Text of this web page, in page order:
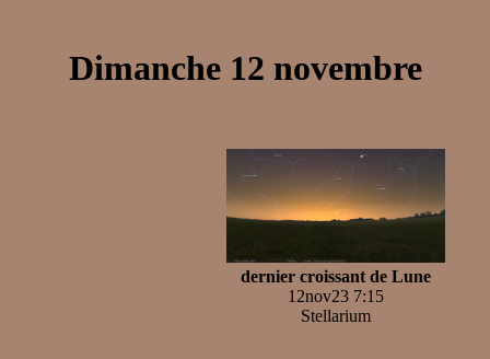
Dimanche 12 novembre
dernier croissant de Lune
12nov23 7:15
Stellarium